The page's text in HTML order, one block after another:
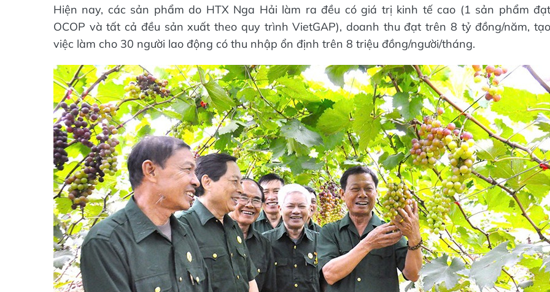
Hiện nay, các sản phẩm do HTX Nga Hải làm ra đều có giá trị kinh tế cao (1 sản phẩm đạt
OCOP và tất cả đều sản xuất theo quy trình VietGAP), doanh thu đạt trên 8 tỷ đồng/năm, tạo
việc làm cho 30 người lao động có thu nhập ổn định trên 8 triệu đồng/người/tháng.